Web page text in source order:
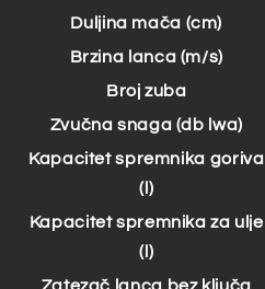
Duljina mača (cm)
Brzina lanca (m/s)
Broj zuba
Zvučna snaga (db lwa)
Kapacitet spremnika goriva
(l)
Kapacitet spremnika za ulje
(l)